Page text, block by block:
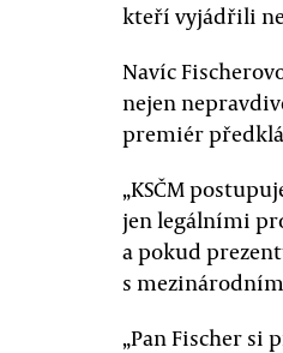
kteří vyjádřili
Navíc
nejen
premiér
„KSČM
jen legálními
a pokud
s mezinárodním
„Pan Fischer si